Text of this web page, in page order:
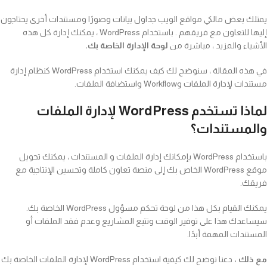
يمتلك بعض مالكي مواقع الويب جداول بيانات وصورًا ومستندات أخرى يحتاجون
إليها للتعاون مع فريقهم . باستخدام WordPress ، يمكنك إدارة كل هذه
الأشياء والمزيد ، مباشرة من لوحة الإدارة الخاصة بك.
في هذه المقالة ، سنوضح لك كيف يمكنك استخدام WordPress كنظام إدارة
مستندات لإدارة الملفات وWorkflow واستضافة الملفات.
لماذا تستخدم WordPress لإدارة الملفات
والمستندات؟
باستخدام WordPress بإمكانك إدارة الملفات و المستندات ، يمكنك تحويل
موقع WordPress الخاص بك إلى منصة تعاون كاملة وتحسين الإنتاجية مع
فريقك.
يمكنك القيام بكل هذا من لوحة تحكم مسؤول WordPress الخاصة بك.
سيساعدك هذا على توفير الوقت وتتبع المشاريع وعدم فقد الملفات أو
المستندات المهمة أبدًا.
مع ذلك ،
دعنا نوضح لك كيفية استخدام WordPress لإدارة الملفات الخاصة بك